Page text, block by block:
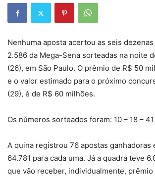
Nenhuma aposta acertou as seis
2.586 da Mega-Sena sorteadas na noite
(26), em São Paulo. O prêmio de R$ 50
e o valor estimado para o próximo
(29), é de R$ 60 milhões.
Os números sorteados foram: 10 – 18 –
A quina registrou 76 apostas ganhadoras
64.781 para cada uma. Já a quadra teve
que vão receber, individualmente, prêmio